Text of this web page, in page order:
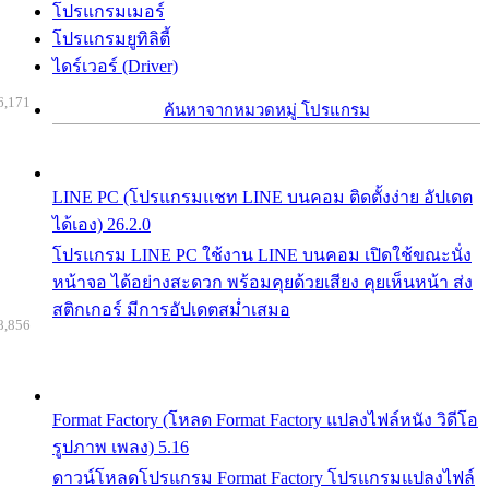
โปรแกรมเมอร์
โปรแกรมยูทิลิตี้
ไดร์เวอร์ (Driver)
ค้นหาจากหมวดหมู่ โปรแกรม
LINE PC (โปรแกรมแชท LINE บนคอม ติดตั้งง่าย อัปเดต
ได้เอง) 26.2.0
โปรแกรม LINE PC ใช้งาน LINE บนคอม เปิดใช้ขณะนั่ง
หน้าจอ ได้อย่างสะดวก พร้อมคุยด้วยเสียง คุยเห็นหน้า ส่ง
สติกเกอร์ มีการอัปเดตสม่ำเสมอ
Format Factory (โหลด Format Factory แปลงไฟล์หนัง วิดีโอ
รูปภาพ เพลง) 5.16
ดาวน์โหลดโปรแกรม Format Factory โปรแกรมแปลงไฟล์